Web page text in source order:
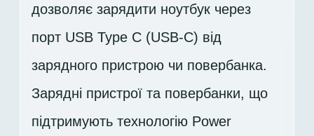
дозволяє зарядити ноутбук через
порт USB Type C (USB-C) від
зарядного пристрою чи повербанка.
Зарядні пристрої та повербанки, що
підтримують технологію Power